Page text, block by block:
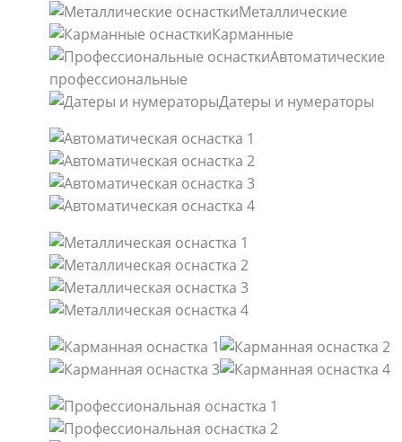
Металлические
Карманные
Автоматические
профессиональные
Датеры и нумераторы